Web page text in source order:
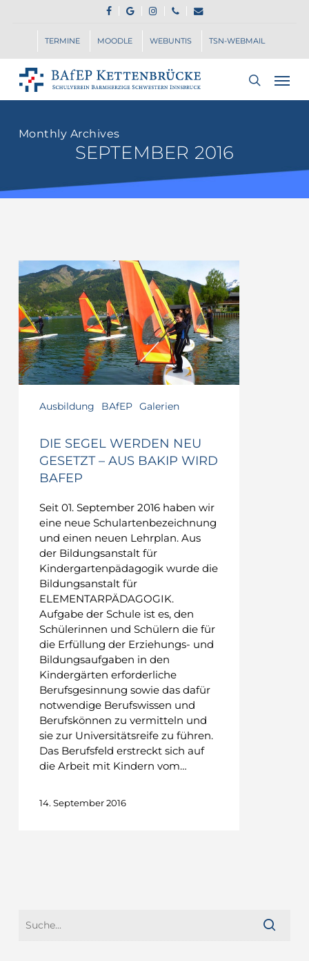
content
FACEBOOK
GOOGLE-
PLUS
INSTAGRAM
PHONEEMAIL
TERMINE MOODLE WEBUNTIS TSN-WEBMAIL
search
Menu
Monthly Archives
SEPTEMBER 2016
Ausbildung BAfEP Galerien
DIE SEGEL WERDEN NEU
GESETZT – AUS BAKIP WIRD
BAFEP
Seit 01. September 2016 haben wir
eine neue Schulartenbezeichnung
und einen neuen Lehrplan. Aus
der Bildungsanstalt für
Kindergartenpädagogik wurde die
Bildungsanstalt für
ELEMENTARPÄDAGOGIK.
Aufgabe der Schule ist es, den
Schülerinnen und Schülern die für
die Erfüllung der Erziehungs- und
Bildungsaufgaben in den
Kindergärten erforderliche
Berufsgesinnung sowie das dafür
notwendige Berufswissen und
Berufskönnen zu vermitteln und
sie zur Universitätsreife zu führen.
Das Berufsfeld erstreckt sich auf
die Arbeit mit Kindern vom…
14. September 2016